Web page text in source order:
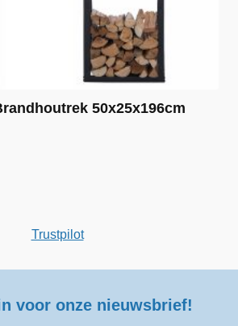
50x25x196cm
Trustpilot
voor onze nieuwsbrief!